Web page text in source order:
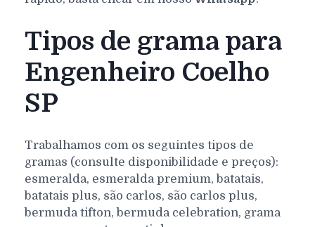
Tipos de grama para
Engenheiro Coelho
SP
Trabalhamos com os seguintes tipos de
gramas (consulte disponibilidade e preços):
esmeralda, esmeralda premium, batatais,
batatais plus, são carlos, são carlos plus,
bermuda tifton, bermuda celebration, grama